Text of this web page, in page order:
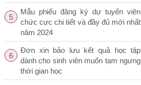
5
Mẫu phiếu đăng ký dự tuyển viên
chức cực chi tiết và đầy đủ mới nhất
năm 2024
6
Đơn xin bảo lưu kết quả học tập
dành cho sinh viên muốn tạm ngưng
thời gian học